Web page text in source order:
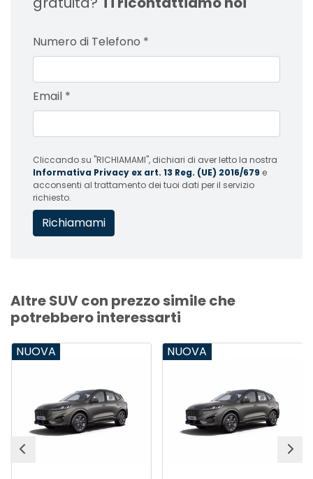
Numero di Telefono *
Email *
Cliccando su "RICHIAMAMI", dichiari di aver letto la nostra
Informativa Privacy ex art. 13 Reg. (UE) 2016/679 e
acconsenti al trattamento dei tuoi dati per il servizio
richiesto.
Altre SUV con prezzo simile che
potrebbero interessarti
NUOVA NUOVA